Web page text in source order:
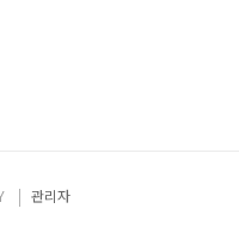
관리자